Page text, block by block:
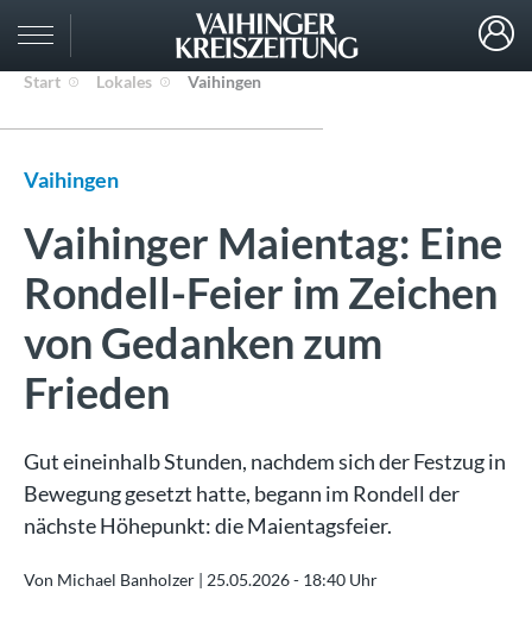
Start Lokales Vaihingen
Vaihingen
Vaihinger Maientag: Eine
Rondell-Feier im Zeichen
von Gedanken zum
Frieden
Gut eineinhalb Stunden, nachdem sich der Festzug in
Bewegung gesetzt hatte, begann im Rondell der
nächste Höhepunkt: die Maientagsfeier.
Von Michael Banholzer | 25.05.2026 - 18:40 Uhr